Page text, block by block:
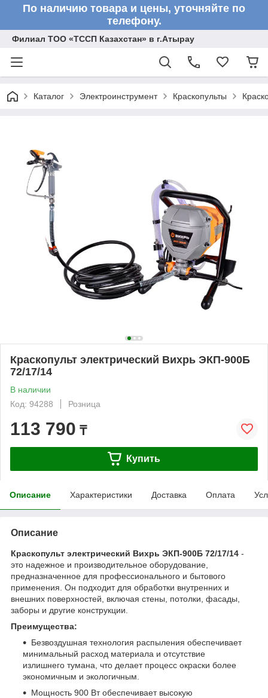
По наличию товара и цены, уточняйте по
телефону.
Филиал ТОО «ТССП Казахстан» в г.Атырау
Каталог Электроинструмент Краскопульты
Краскопульт электрический Вихрь ЭКП-900Б
72/17/14
В наличии
Код: 94288
Розница
113 790 ₸
Купить
Описание Характеристики Доставка Оплата
Описание
Краскопульт электрический Вихрь ЭКП-900Б 72/17/14 -
это надежное и производительное оборудование,
предназначенное для профессионального и бытового
применения. Он подходит для обработки внутренних и
внешних поверхностей, включая стены, потолки, фасады,
заборы и другие конструкции.
Преимущества:
Безвоздушная технология распыления обеспечивает
минимальный расход материала и отсутствие
излишнего тумана, что делает процесс окраски более
экономичным и экологичным.
Мощность 900 Вт обеспечивает высокую